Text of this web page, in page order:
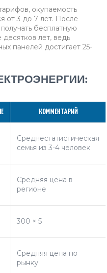
окупаемость
от 3 до 7 лет. После
бесплатную
лет, ведь
панелей достигает 25-
КОММЕНТАРИЙ
Среднестатистическая
семья из 3-4 человек
Средняя цена в
регионе
300 × 5
Средняя цена по
рынку